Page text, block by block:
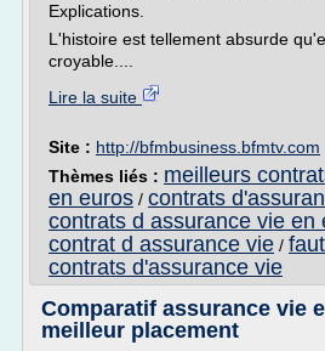
Explications.
L'histoire est tellement absurde
croyable....
Lire la suite
Site : http://bfmbusiness.bfmtv.com
Thèmes liés : meilleurs
en euros / contrats
contrats d assurance vie en
contrat d assurance vie /
contrats d'assurance vie
Comparatif assurance vie
meilleur placement